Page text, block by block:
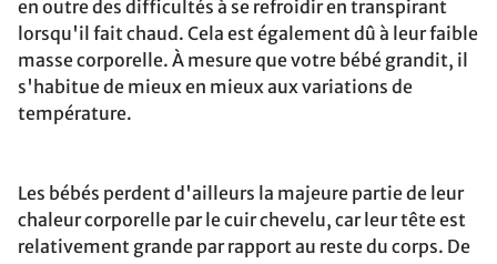
en outre des difficultés à se refroidir en transpirant
lorsqu'il fait chaud. Cela est également dû à leur faible
masse corporelle. À mesure que votre bébé grandit, il
s'habitue de mieux en mieux aux variations de
température.
Les bébés perdent d'ailleurs la majeure partie de leur
chaleur corporelle par le cuir chevelu, car leur tête est
relativement grande par rapport au reste du corps. De